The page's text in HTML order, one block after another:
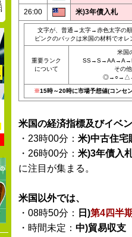
26:00
米)3年債入札
文字が、普通→太字→赤色太字の順
ピンクのバックは米国の材料でオレ
重要ランク
について
米国
その
※15時～20時に市場予想値(コンセ
米国の経済指標及びイベン
・23時00分： 米)中古住宅
・26時00分： 米)3年債入
に注目が集まる。
米国以外では、
・08時50分：
日)第4四半
・時間未定： 中)貿易収支